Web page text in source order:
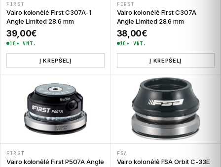
FIRST
Vairo kolonėlė First C307A-1
Angle Limited 28.6 mm
39,00€
10+ VNT.
Į KREPŠELĮ
FIRST
Vairo kolonėlė First C307A
Angle Limited 28.6 mm
38,00€
10+ VNT.
Į KREPŠELĮ
FIRST
Vairo kolonėlė First P507A Angle
FSA
Vairo kolonėlė FSA Orbit C-33E